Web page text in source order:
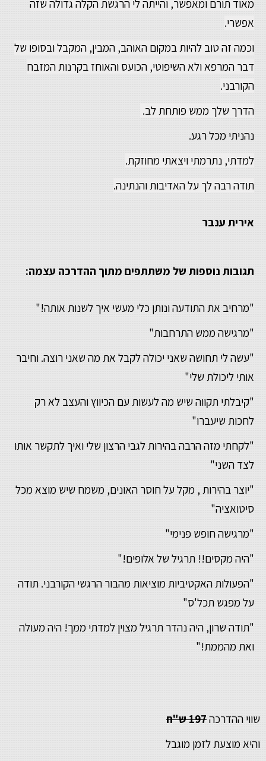
מאוד תורם ומאפשר, והייתה לי הרגשת הקלה גדולה שזה
אפשרי.
וכמה זה טוב להיות במקום האוהב, המבין, המקבל ובסופו של
דבר המרפא ולא השיפוטי, הכועס והאוחז בקרנות המזבח
הקורבני.
הדרך שלך ממש פותחת לב.
נהניתי מכל רגע.
למדתי, נתרמתי ויצאתי מחוזקת.
תודה רבה לך על האדיבות והנתינה.
אירית ענבר
תגובות נוספות של משתתפים מתוך ההדרכה עצמה:
"מרחיב את התודעה ונותן כלי מעשי איך לשנות אותה!"
"מרגישה ממש התרחבות"
"עשה לי תחושה שאני יכולה לקבל את מה שאני רוצה. וחיבר
אותי ליכולת שלי"
"קיבלתי תקווה שיש מה לעשות עם הכיווץ והעצב לא רק
לחכות שיעברו"
"לקחתי מזה הרבה בהירות לגבי הרצון שלי ואיך לתקשר אותו
לצד השני"
"יוצר בהירות , מקל על חוסר האונים, משמח שיש מוצא מכל
סיטואציה"
"מרגישה חופש פנימי"
"היה מקסים!! תרגיל של אלופים!"
"הפעולות האקטיביות מוציאות מהבור הרגשי הקורבני. תודה
על מפגש תכל'ס"
"תודה שרון, היה נהדר תרגיל מצוין למדתי ממך! היה מעולה
ואת מהממת!"
שווי ההדרכה197 ש"ח
והיא מוצעת לזמן מוגבל